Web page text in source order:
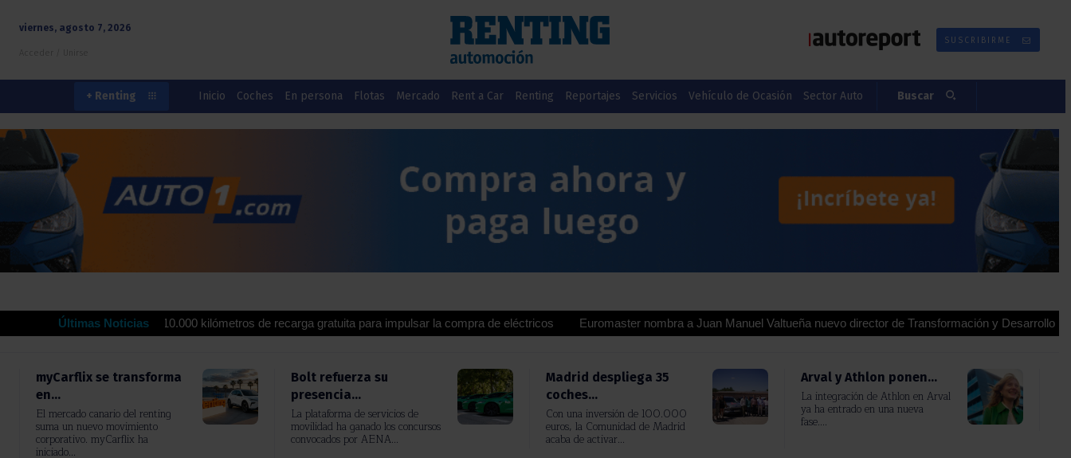
viernes, agosto 7, 2026
SUSCRIBIRME
+ Renting Inicio Coches En persona Flotas Mercado Rent a Car Renting Reportajes Servicios Vehículo de Ocasión Sector Auto Buscar
Últimas Noticias
ofrecen hasta 10.000 kilómetros de recarga gratuita para impulsar la compra de eléctricos Euromaster nombra a Juan Manuel Valtueña nuevo director de Transformación y Desarrollo para España y
myCarflix se transforma
en...
El mercado canario del renting
suma un nuevo movimiento
corporativo. myCarflix ha
iniciado...
Bolt refuerza su
presencia...
La plataforma de servicios de
movilidad ha ganado los concursos
convocados por AENA...
Madrid despliega 35
coches...
Con una inversión de 100.000
euros, la Comunidad de Madrid
acaba de activar...
Arval y Athlon ponen...
La integración de Athlon en Arval
ya ha entrado en una nueva
fase....